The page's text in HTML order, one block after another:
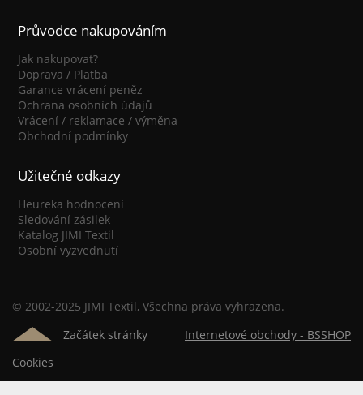
Průvodce nakupováním
Jak nakupovat?
Doprava / Platba
Garance vrácení peněz
Ochrana osobních údajů
Vrácení / reklamace / výměna
Obchodní podmínky
Užitečné odkazy
Heureka hodnocení
Sledování zásilek
Katalog JIMI Textil
Osobní vyzvednutí
© 2002-2025 JIMI Textil, Všechna práva vyhrazena.
Začátek stránky
Internetové obchody - BSSHOP
Cookies